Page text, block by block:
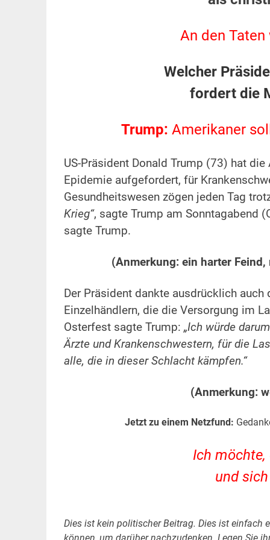
An den
Welcher
fordert die
Trump: Amerikaner
US-Präsident Donald Trump (73) hat
Epidemie aufgefordert, für
Gesundheitswesen zögen jeden Tag
Krieg“, sagte Trump am Sonntagabend
sagte Trump.
(Anmerkung: ein harter
Der Präsident dankte ausdrücklich
Einzelhändlern, die die Versorgung im
Osterfest sagte Trump: „Ich würde
Ärzte und Krankenschwestern, für die
alle, die in dieser Schlacht kämpfen.“
(Anmerkung:
Jetzt zu einem Netzfund:
Ich
und
Dies ist kein politischer Beitrag. Dies ist einfach